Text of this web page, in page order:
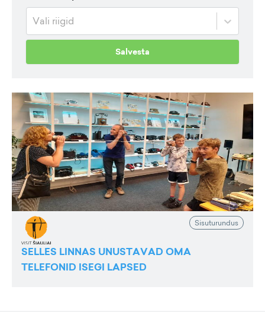
Vali riigid
Salvesta
Sisuturundus
SELLES LINNAS UNUSTAVAD OMA
TELEFONID ISEGI LAPSED